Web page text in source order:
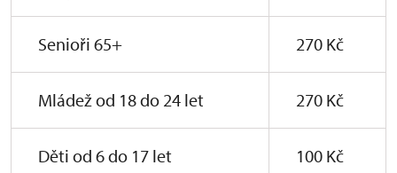
Senioři 65+ 270 Kč
Mládež od 18 do 24 let 270 Kč
Děti od 6 do 17 let 100 Kč